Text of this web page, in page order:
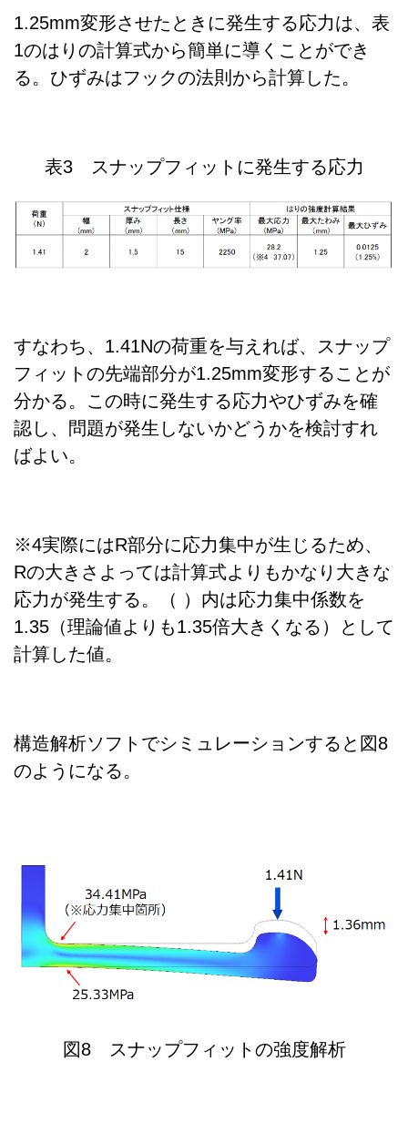
1.25mm変形させたときに発生する応力は、表
1のはりの計算式から簡単に導くことができ
る。ひずみはフックの法則から計算した。
表3 スナップフィットに発生する応力
すなわち、1.41Nの荷重を与えれば、スナップ
フィットの先端部分が1.25mm変形することが
分かる。この時に発生する応力やひずみを確
認し、問題が発生しないかどうかを検討すれ
ばよい。
※4実際にはR部分に応力集中が生じるため、
Rの大きさよっては計算式よりもかなり大きな
応力が発生する。（ ）内は応力集中係数を
1.35（理論値よりも1.35倍大きくなる）として
計算した値。
構造解析ソフトでシミュレーションすると図8
のようになる。
図8 スナップフィットの強度解析